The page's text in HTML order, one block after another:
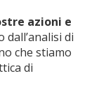
azioni e
dall’analisi di
che stiamo
di